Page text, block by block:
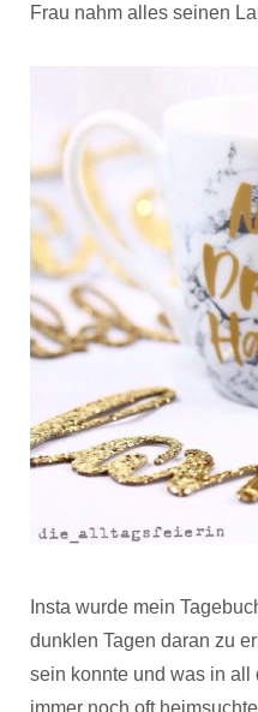
Frau nahm alles seinen
Insta wurde mein
dunklen Tagen daran zu
sein konnte und was in all
immer noch oft